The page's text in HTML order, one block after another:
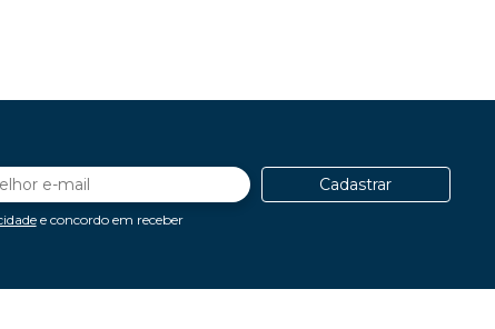
e concordo em receber
Cadastrar